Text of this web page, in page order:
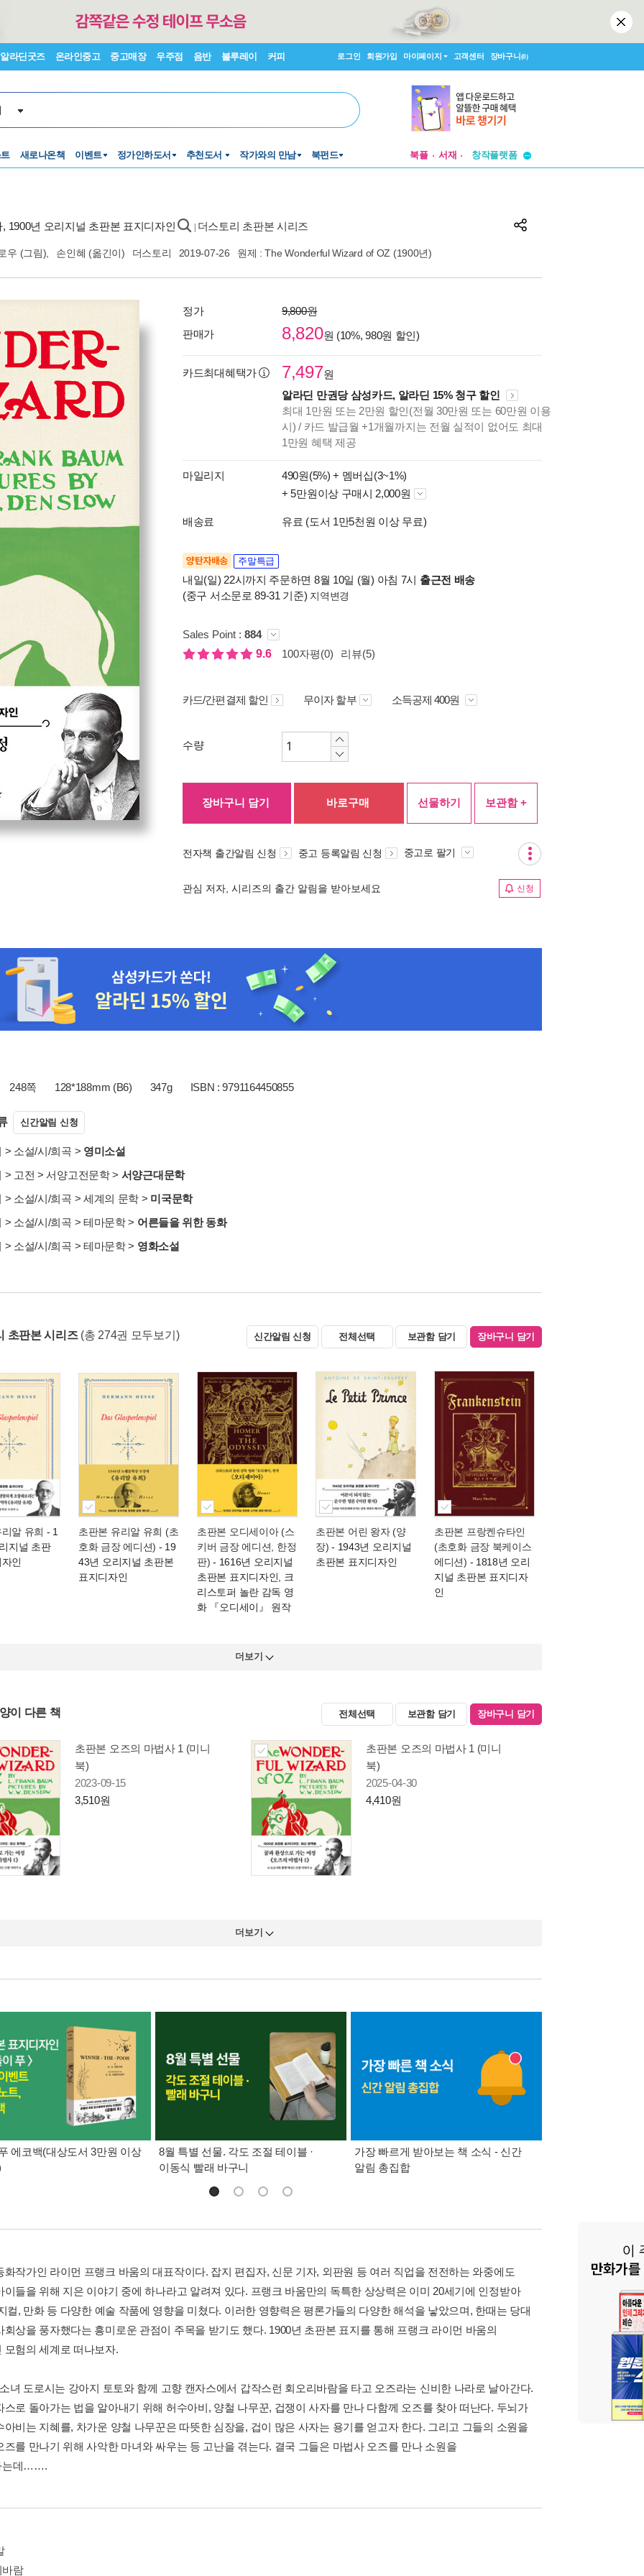
알라딘굿즈 온라인중고 중고매장 우주점 음반 블루레이 커피 로그인 회원가입 마이페이지 고객센터 장바구니(0)
새로나온책 이벤트 정가인하도서 추천도서 작가와의 만남 북펀드 북플 서재
창작플랫폼
1900년 오리지널 초판본 표지디자인 더스토리 초판본 시리즈
우 (그림), 손인혜 (옮긴이) 더스토리 2019-07-26 원제 : The Wonderful Wizard of OZ (1900년)
정가
9,800원
판매가
8,820원 (10%, 980원 할인)
카드최대혜택가 7,497원
알라딘 만권당 삼성카드, 알라딘 15% 청구 할인
최대 1만원 또는 2만원 할인(전월 30만원 또는 60만원 이용
시) / 카드 발급월 +1개월까지는 전월 실적이 없어도 최대
1만원 혜택 제공
마일리지 490원(5%) + 멤버십(3~1%)
+ 5만원이상 구매시 2,000원
배송료 유료 (도서 1만5천원 이상 무료)
양탄자배송 주말특급
내일(일) 22시까지 주문하면 8월 10일 (월) 아침 7시 출근전 배송
(중구 서소문로 89-31 기준) 지역변경
Sales Point : 884
9.6
100자평(0) 리뷰(5)
카드/간편결제 할인 무이자 할부 소득공제 400원
수량
장바구니 담기 바로구매 선물하기 보관함 +
전자책 출간알림 신청 중고 등록알림 신청 중고로 팔기
관심 저자, 시리즈의 출간 알림을 받아보세요 신청
248쪽 128*188mm (B6) 347g ISBN : 9791164450855
신간알림 신청
> 소설/시/희곡 > 영미소설
> 고전 >서양고전문학> 서양근대문학
> 소설/시/희곡 > 세계의 문학 > 미국문학
> 소설/시/희곡 > 테마문학> 어른들을 위한 동화
> 소설/시/희곡 > 테마문학> 영화소설
초판본 시리즈 (총 274권 모두보기) 신간알림 신청 전체선택 보관함 담기 장바구니 담기
알 유희 - 1
지널 초판
인
초판본 유리알 유희 (초
호화 금장 에디션) - 19
43년 오리지널 초판본
표지디자인
초판본 오디세이아 (스
키버 금장 에디션, 한정
판) - 1616년 오리지널
초판본 표지디자인, 크
리스토퍼 놀란 감독 영
화 『오디세이』 원작
초판본 어린 왕자 (양
장) - 1943년 오리지널
초판본 표지디자인
초판본 프랑켄슈타인
(초호화 금장 북케이스
에디션) - 1818년 오리
지널 초판본 표지디자
인
더보기
이 다른 책 전체선택 보관함 담기 장바구니 담기
초판본 오즈의 마법사 1 (미니
북)
2023-09-15
3,510원
초판본 오즈의 마법사 1 (미니
북)
2025-04-30
4,410원
더보기
에코백(대상도서 3만원 이상
8월 특별 선물. 각도 조절 테이블 ·
이동식 빨래 바구니
가장 빠르게 받아보는 책 소식 - 신간
알림 총집합
화작가인 라이먼 프랭크 바움의 대표작이다. 잡지 편집자, 신문 기자, 외판원 등 여러 직업을 전전하는 와중에도
이들을 위해 지은 이야기 중에 하나라고 알려져 있다. 프랭크 바움만의 독특한 상상력은 이미 20세기에 인정받아
컬, 만화 등 다양한 예술 작품에 영향을 미쳤다. 이러한 영향력은 평론가들의 다양한 해석을 낳았으며, 한때는 당대
회상을 풍자했다는 흥미로운 관점이 주목을 받기도 했다. 1900년 초판본 표지를 통해 프랭크 라이먼 바움의
모험의 세계로 떠나보자.
녀 도로시는 강아지 토토와 함께 고향 캔자스에서 갑작스런 회오리바람을 타고 오즈라는 신비한 나라로 날아간다.
스로 돌아가는 법을 알아내기 위해 허수아비, 양철 나무꾼, 겁쟁이 사자를 만나 다함께 오즈를 찾아 떠난다. 두뇌가
아비는 지혜를, 차가운 양철 나무꾼은 따뜻한 심장을, 겁이 많은 사자는 용기를 얻고자 한다. 그리고 그들의 소원을
즈를 만나기 위해 사악한 마녀와 싸우는 등 고난을 겪는다. 결국 그들은 마법사 오즈를 만나 소원을
는데…….
바람